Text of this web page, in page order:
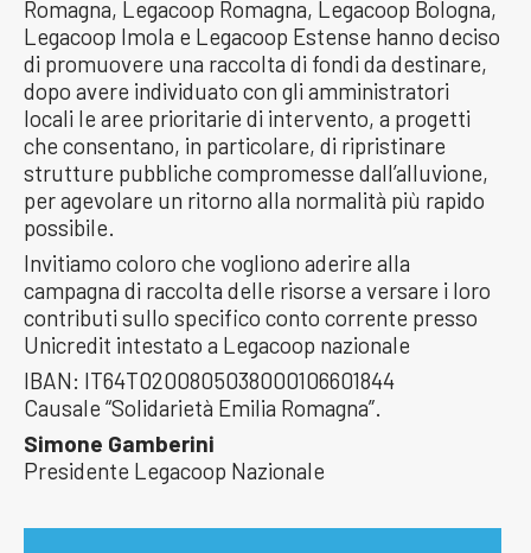
Romagna, Legacoop Romagna, Legacoop Bologna,
Legacoop Imola e Legacoop Estense hanno deciso
di promuovere una raccolta di fondi da destinare,
dopo avere individuato con gli amministratori
locali le aree prioritarie di intervento, a progetti
che consentano, in particolare, di ripristinare
strutture pubbliche compromesse dall’alluvione,
per agevolare un ritorno alla normalità più rapido
possibile.
Invitiamo coloro che vogliono aderire alla
campagna di raccolta delle risorse a versare i loro
contributi sullo specifico conto corrente presso
Unicredit intestato a Legacoop nazionale
IBAN: IT64T0200805038000106601844
Causale “Solidarietà Emilia Romagna”.
Simone Gamberini
Presidente Legacoop Nazionale